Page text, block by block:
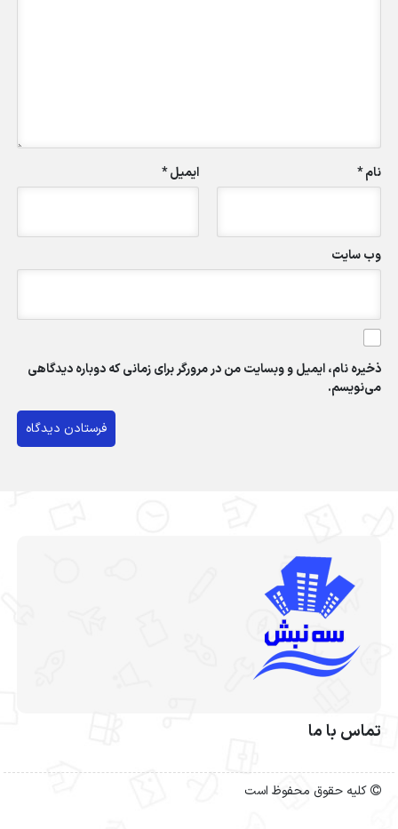
نام* ایمیل*
وب‌ سایت
ذخیره نام، ایمیل و وبسایت من در مرورگر برای زمانی که دوباره دیدگاهی
می‌نویسم.
تماس با ما
کلیه حقوق محفوظ است